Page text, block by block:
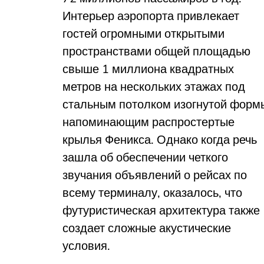
Интерьер аэропорта привлекает
гостей огромными открытыми
пространствами общей площадью
свыше 1 миллиона квадратных
метров на нескольких этажах под
стальным потолком изогнутой
напоминающим распростертые
крылья Феникса. Однако когда речь
зашла об обеспечении четкого
звучания объявлений о рейсах по
всему терминалу, оказалось, что
футуристическая архитектура также
создает сложные акустические
условия.